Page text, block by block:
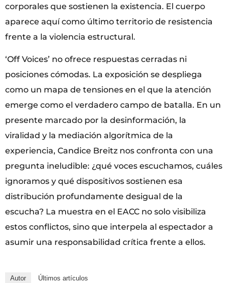
corporales que sostienen la existencia. El cuerpo
aparece aquí como último territorio de resistencia
frente a la violencia estructural.
‘Off Voices’ no ofrece respuestas cerradas ni
posiciones cómodas. La exposición se despliega
como un mapa de tensiones en el que la atención
emerge como el verdadero campo de batalla. En un
presente marcado por la desinformación, la
viralidad y la mediación algorítmica de la
experiencia, Candice Breitz nos confronta con una
pregunta ineludible: ¿qué voces escuchamos, cuáles
ignoramos y qué dispositivos sostienen esa
distribución profundamente desigual de la
escucha? La muestra en el EACC no solo visibiliza
estos conflictos, sino que interpela al espectador a
asumir una responsabilidad crítica frente a ellos.
Autor Últimos artículos